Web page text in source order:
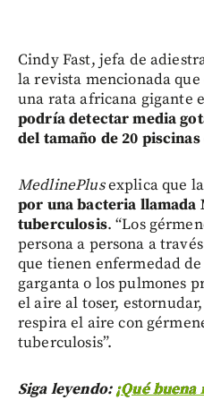
Cindy Fast, jefa de
la revista mencionada
una rata africana gigante
podría detectar media
del tamaño de 20
MedlinePlusexplica que
por una bacteria llamada
tuberculosis. “Los
persona a persona a
que tienen enfermedad
garganta o los pulmones
el aire al toser,
respira el aire con
tuberculosis”.
Siga leyendo:¡Qué